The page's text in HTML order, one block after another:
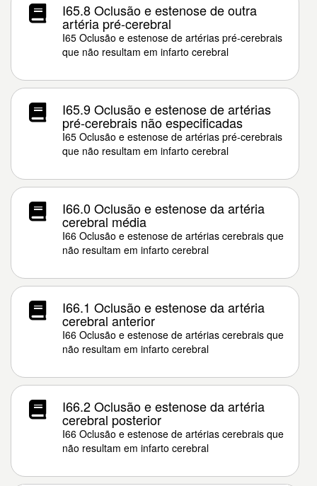
I65.8 Oclusão e estenose de outra
artéria pré-cerebral
I65 Oclusão e estenose de artérias pré-cerebrais
que não resultam em infarto cerebral
I65.9 Oclusão e estenose de artérias
pré-cerebrais não especificadas
I65 Oclusão e estenose de artérias pré-cerebrais
que não resultam em infarto cerebral
I66.0 Oclusão e estenose da artéria
cerebral média
I66 Oclusão e estenose de artérias cerebrais que
não resultam em infarto cerebral
I66.1 Oclusão e estenose da artéria
cerebral anterior
I66 Oclusão e estenose de artérias cerebrais que
não resultam em infarto cerebral
I66.2 Oclusão e estenose da artéria
cerebral posterior
I66 Oclusão e estenose de artérias cerebrais que
não resultam em infarto cerebral